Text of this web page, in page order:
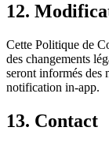
12.
Cette Politique de
des changements
seront informés des
notification in-app.
13. Contact